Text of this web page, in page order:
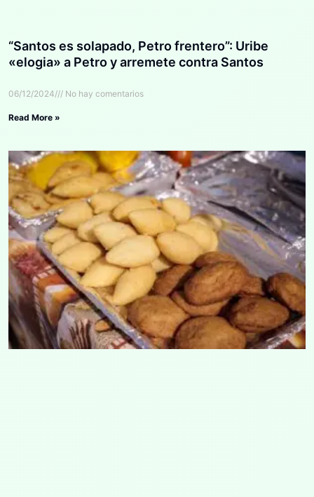
“Santos es solapado, Petro frentero”: Uribe
«elogia» a Petro y arremete contra Santos
06/12/2024 No hay comentarios
Read More »